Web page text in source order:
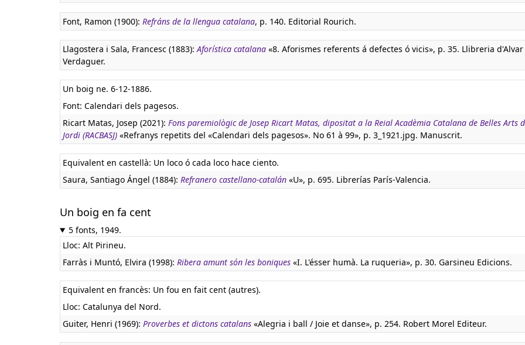
Font, Ramon (1900): Refráns de la llengua catalana, p. 140. Editorial Rourich.
Llagostera i Sala, Francesc (1883):Aforística catalana «8. Aforismes referents á defectes ó vicis», p. 35. Llibreria d'Alvar
Verdaguer.
Un boig ne. 6-12-1886.
Font: Calendari dels pagesos.
Ricart Matas, Josep (2021): Fons paremiològic de Josep Ricart Matas, dipositat a la Reial Acadèmia Catalana de Belles Arts
Jordi (RACBASJ) «Refranys repetits del «Calendari dels pagesos». No 61 à 99», p. 3_1921.jpg. Manuscrit.
Equivalent en castellà: Un loco ó cada loco hace ciento.
Saura, Santiago Ángel (1884): Refranero castellano-catalán «U», p. 695. Librerías París-Valencia.
Un boig en fa cent
5 fonts, 1949.
Lloc: Alt Pirineu.
Farràs i Muntó, Elvira (1998): Ribera amunt són les boniques «I. L'ésser humà. La ruqueria», p. 30. Garsineu Edicions.
Equivalent en francès: Un fou en fait cent (autres).
Lloc: Catalunya del Nord.
Guiter, Henri (1969): Proverbes et dictons catalans «Alegria i ball / Joie et danse», p. 254. Robert Morel Editeur.